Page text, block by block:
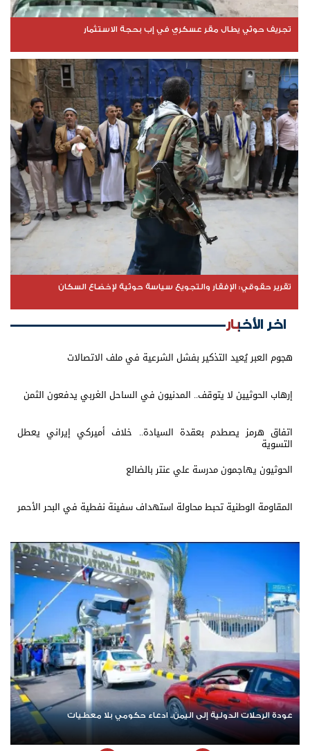
تجريف حوثي يطال مقر عسكري في إب بحجة الاستثمار
تقرير حقوقي: الإفقار والتجويع سياسة حوثية لإخضاع السكان
اخر الأخبار
هجوم العبر يُعيد التذكير بفشل الشرعية في ملف الاتصالات
إرهاب الحوثيين لا يتوقف.. المدنيون في الساحل الغربي يدفعون الثمن
اتفاق هرمز يصطدم بعقدة السيادة.. خلاف أميركي إيراني يعطل
التسوية
الحوثيون يهاجمون مدرسة علي عنتر بالضالع
المقاومة الوطنية تحبط محاولة استهداف سفينة نفطية في البحر الأحمر
عودة الرحلات الدولية إلى اليمن.. ادعاء حكومي بلا معطيات